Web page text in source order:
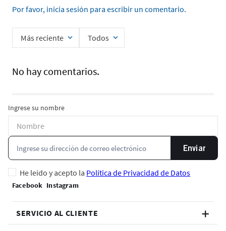
Por favor, inicia sesión para escribir un comentario.
Más reciente Todos
No hay comentarios.
Ingrese su nombre
Enviar
He leído y acepto la Política de Privacidad de Datos
SERVICIO AL CLIENTE